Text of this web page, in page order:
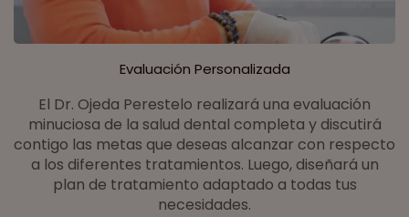
Evaluación Personalizada
El Dr. Ojeda Perestelo realizará una evaluación
minuciosa de la salud dental completa y discutirá
contigo las metas que deseas alcanzar con respecto
a los diferentes tratamientos. Luego, diseñará un
plan de tratamiento adaptado a todas tus
necesidades.